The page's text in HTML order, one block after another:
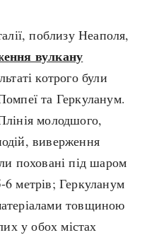
поблизу Неаполя,
вулкану
котрого були
та Геркуланум.
молодшого,
виверження
поховані під шаром
метрів; Геркуланум
товщиною
у обох містах